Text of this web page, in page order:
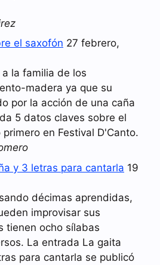
el saxofón 27 febrero,
la familia de los
madera ya que su
por la acción de una caña
5 datos claves sobre el
en Festival D'Canto.
y 3 letras para cantarla 19
décimas aprendidas,
improvisar sus
tienen ocho sílabas
La entrada La gaita
para cantarla se publicó